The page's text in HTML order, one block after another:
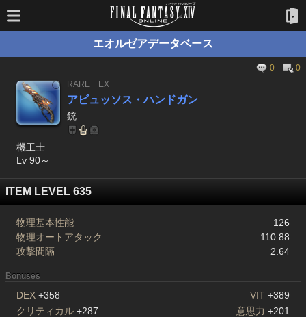
エオルゼアデータベース
0
0
RARE
EX
アビュッソス・ハンドガン
銃
機工士
Lv 90～
ITEM LEVEL 635
物理基本性能
126
物理オートアタック
110.88
攻撃間隔
2.64
Bonuses
DEX +358 VIT +389
クリティカル +287 意思力 +201